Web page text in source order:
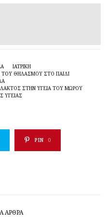
ΙΑΤΡΙΚΗ
ΘΗΛΑΣΜΟΎ ΣΤΟ ΠΑΙΔΊ
ΣΤΗΝ ΥΓΕΊΑ ΤΟΥ ΜΩΡΟΎ
ΥΓΕΊΑΣ
PIN 0
ΆΡΘΡΑ